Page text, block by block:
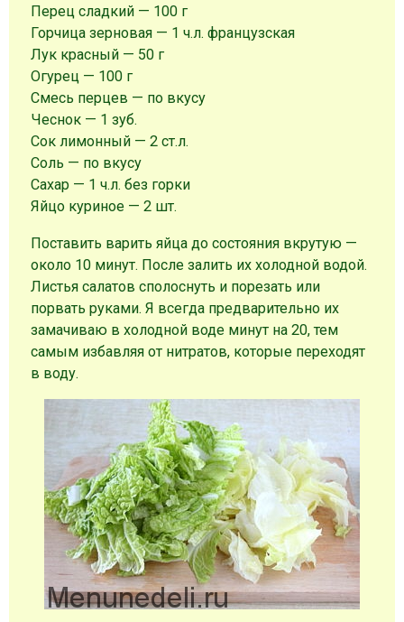
Перец сладкий — 100 г
Горчица зерновая — 1 ч.л. французская
Лук красный — 50 г
Огурец — 100 г
Смесь перцев — по вкусу
Чеснок — 1 зуб.
Сок лимонный — 2 ст.л.
Соль — по вкусу
Сахар — 1 ч.л. без горки
Яйцо куриное — 2 шт.
Поставить варить яйца до состояния вкрутую —
около 10 минут. После залить их холодной водой.
Листья салатов сполоснуть и порезать или
порвать руками. Я всегда предварительно их
замачиваю в холодной воде минут на 20, тем
самым избавляя от нитратов, которые переходят
в воду.